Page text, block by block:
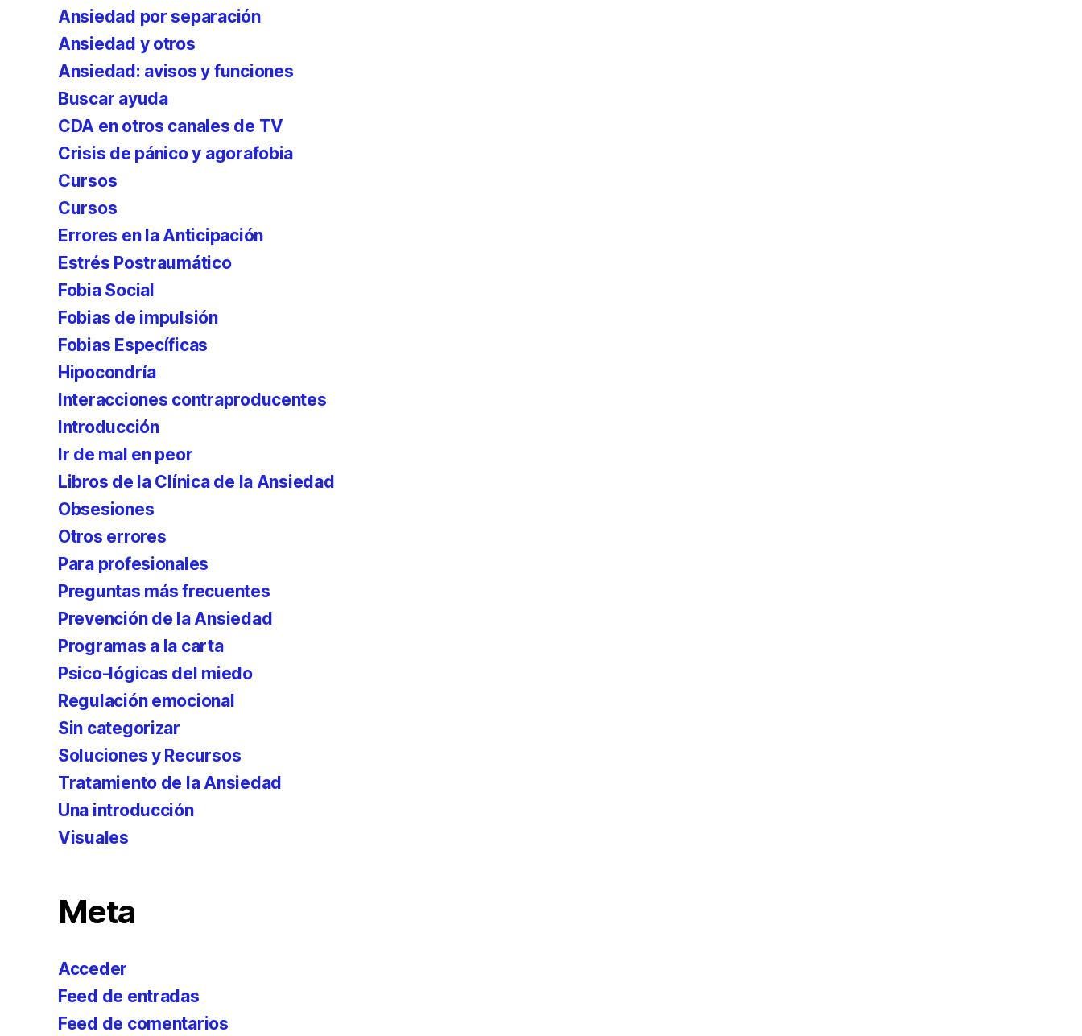
Ansiedad por separación
Ansiedad y otros
Ansiedad: avisos y funciones
Buscar ayuda
CDA en otros canales de TV
Crisis de pánico y agorafobia
Cursos
Cursos
Errores en la Anticipación
Estrés Postraumático
Fobia Social
Fobias de impulsión
Fobias Específicas
Hipocondría
Interacciones contraproducentes
Introducción
Ir de mal en peor
Libros de la Clínica de la Ansiedad
Obsesiones
Otros errores
Para profesionales
Preguntas más frecuentes
Prevención de la Ansiedad
Programas a la carta
Psico-lógicas del miedo
Regulación emocional
Sin categorizar
Soluciones y Recursos
Tratamiento de la Ansiedad
Una introducción
Visuales
Meta
Acceder
Feed de entradas
Feed de comentarios